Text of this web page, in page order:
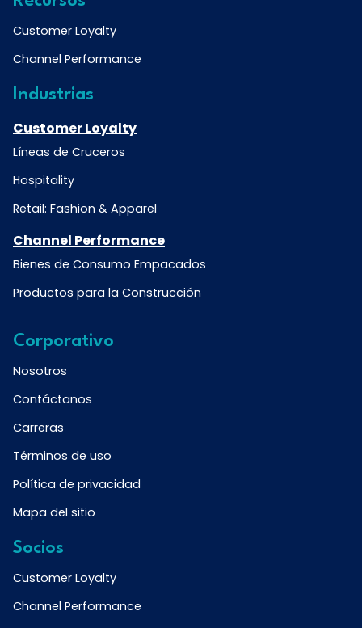
Customer Loyalty
Channel Performance
Industrias
Customer Loyalty
Líneas de Cruceros
Hospitality
Retail: Fashion & Apparel
Channel Performance
Bienes de Consumo Empacados
Productos para la Construcción
Corporativo
Nosotros
Contáctanos
Carreras
Términos de uso
Política de privacidad
Mapa del sitio
Socios
Customer Loyalty
Channel Performance